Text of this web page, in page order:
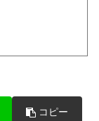
コピー